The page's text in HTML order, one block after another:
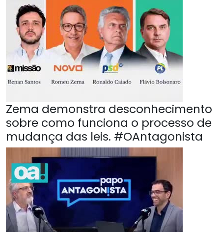
Zema demonstra desconhecimento
sobre como funciona o processo de
mudança das leis. #OAntagonista